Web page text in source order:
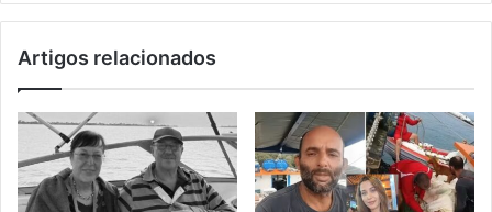
Artigos relacionados